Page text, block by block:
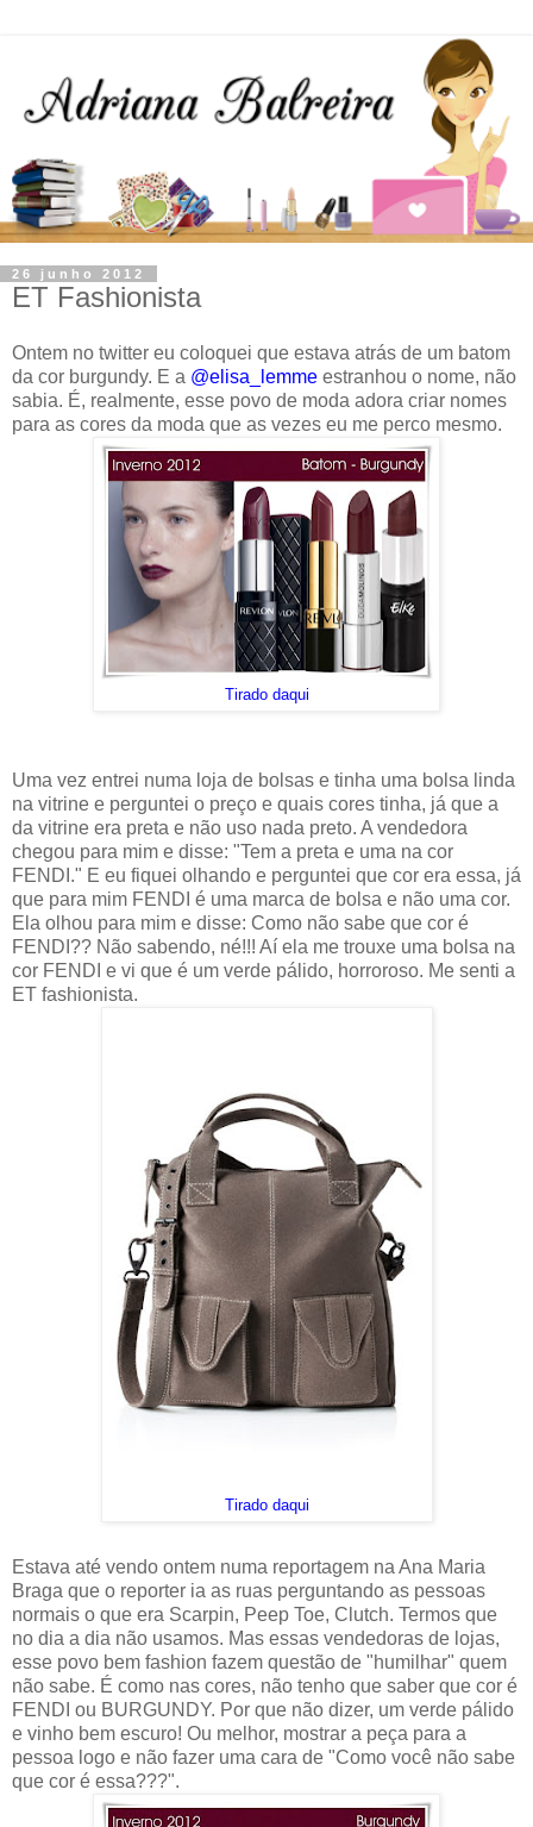
26 junho 2012
ET Fashionista
Ontem no twitter eu coloquei que estava atrás de um batom
da cor burgundy. E a @elisa_lemme estranhou o nome, não
sabia. É, realmente, esse povo de moda adora criar nomes
para as cores da moda que as vezes eu me perco mesmo.
Tirado daqui
Uma vez entrei numa loja de bolsas e tinha uma bolsa linda
na vitrine e perguntei o preço e quais cores tinha, já que a
da vitrine era preta e não uso nada preto. A vendedora
chegou para mim e disse: "Tem a preta e uma na cor
FENDI." E eu fiquei olhando e perguntei que cor era essa, já
que para mim FENDI é uma marca de bolsa e não uma cor.
Ela olhou para mim e disse: Como não sabe que cor é
FENDI?? Não sabendo, né!!! Aí ela me trouxe uma bolsa na
cor FENDI e vi que é um verde pálido, horroroso. Me senti a
ET fashionista.
Tirado daqui
Estava até vendo ontem numa reportagem na Ana Maria
Braga que o reporter ia as ruas perguntando as pessoas
normais o que era Scarpin, Peep Toe, Clutch. Termos que
no dia a dia não usamos. Mas essas vendedoras de lojas,
esse povo bem fashion fazem questão de "humilhar" quem
não sabe. É como nas cores, não tenho que saber que cor é
FENDI ou BURGUNDY. Por que não dizer, um verde pálido
e vinho bem escuro! Ou melhor, mostrar a peça para a
pessoa logo e não fazer uma cara de "Como você não sabe
que cor é essa???".